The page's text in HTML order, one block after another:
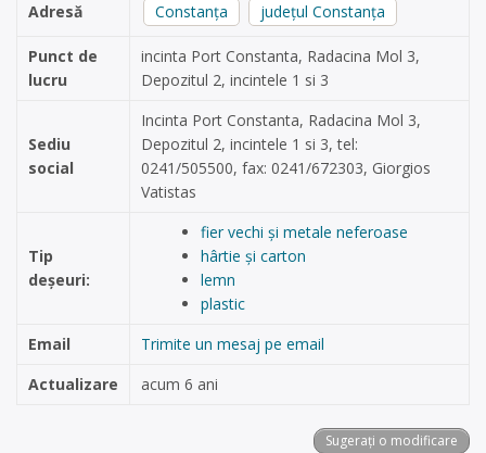
Adresă Constanța județul Constanța
Punct de
lucru
incinta Port Constanta, Radacina Mol 3,
Depozitul 2, incintele 1 si 3
Sediu
social
Incinta Port Constanta, Radacina Mol 3,
Depozitul 2, incintele 1 si 3, tel:
0241/505500, fax: 0241/672303, Giorgios
Vatistas
Tip
deșeuri:
fier vechi și metale neferoase
hârtie și carton
lemn
plastic
Email
Trimite un mesaj pe email
Actualizare
acum 6 ani
Sugerați o modificare